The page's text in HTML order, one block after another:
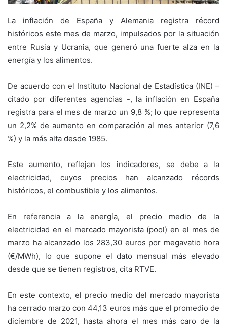
La inflación de España y Alemania registra récord
históricos este mes de marzo, impulsados por la situación
entre Rusia y Ucrania, que generó una fuerte alza en la
energía y los alimentos.
De acuerdo con el Instituto Nacional de Estadística (INE) –
citado por diferentes agencias -, la inflación en España
registra para el mes de marzo un 9,8 %; lo que representa
un 2,2% de aumento en comparación al mes anterior (7,6
%) y la más alta desde 1985.
Este aumento, reflejan los indicadores, se debe a la
electricidad, cuyos precios han alcanzado récords
históricos, el combustible y los alimentos.
En referencia a la energía, el precio medio de la
electricidad en el mercado mayorista (pool) en el mes de
marzo ha alcanzado los 283,30 euros por megavatio hora
(€/MWh), lo que supone el dato mensual más elevado
desde que se tienen registros, cita RTVE.
En este contexto, el precio medio del mercado mayorista
ha cerrado marzo con 44,13 euros más que el promedio de
diciembre de 2021, hasta ahora el mes más caro de la